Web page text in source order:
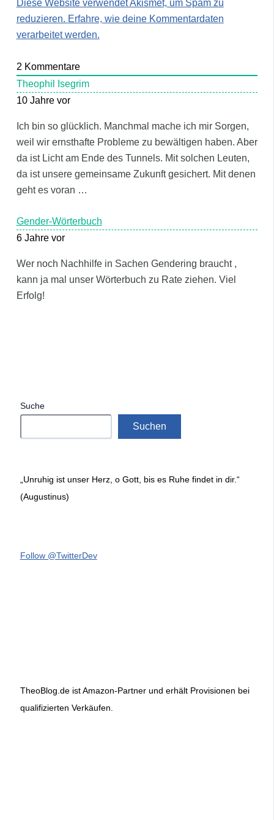
Diese Website verwendet Akismet, um Spam zu
reduzieren. Erfahre, wie deine Kommentardaten
verarbeitet werden.
2 Kommentare
Theophil Isegrim
10 Jahre vor
Ich bin so glücklich. Manchmal mache ich mir Sorgen,
weil wir ernsthafte Probleme zu bewältigen haben. Aber
da ist Licht am Ende des Tunnels. Mit solchen Leuten,
da ist unsere gemeinsame Zukunft gesichert. Mit denen
geht es voran …
Gender-Wörterbuch
6 Jahre vor
Wer noch Nachhilfe in Sachen Gendering braucht ,
kann ja mal unser Wörterbuch zu Rate ziehen. Viel
Erfolg!
Suche
Suchen
„Unruhig ist unser Herz, o Gott, bis es Ruhe findet in dir.“
(Augustinus)
Follow @TwitterDev
TheoBlog.de ist Amazon-Partner und erhält Provisionen bei
qualifizierten Verkäufen.